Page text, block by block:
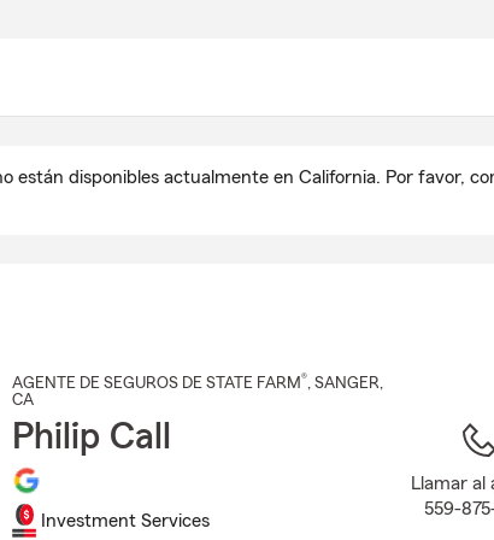
están disponibles actualmente en California. Por favor,
AGENTE DE SEGUROS DE STATE FARM®, SANGER,
CA
Philip Call
Investment Services
Llamar al
559-